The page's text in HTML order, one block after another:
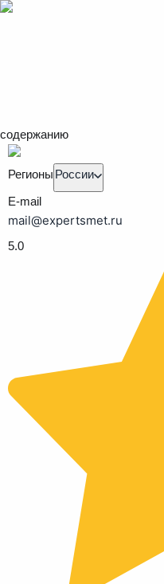
содержанию
Регионы России
E-mail
mail@expertsmet.ru
5.0